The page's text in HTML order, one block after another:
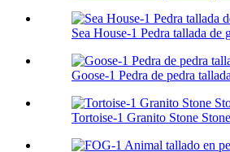
Sea House-1 Pedra tallada de
Goose-1 Pedra de pedra
Tortoise-1 Granito Stone